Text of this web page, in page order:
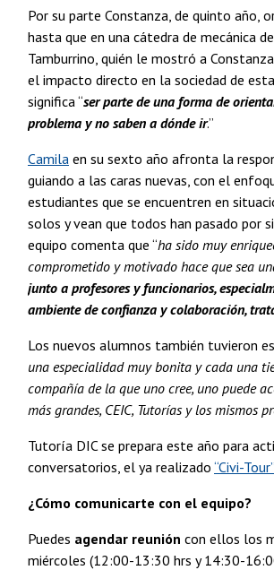
Por su parte Constanza, de quinto
hasta que en una cátedra de mecánica
Tamburrino, quién le mostró a
el impacto directo en la sociedad de
significa “ser parte de una forma de
problema y no saben a dónde ir.”
Camila en su sexto año afronta la
guiando a las caras nuevas, con el
estudiantes que se encuentren en
solos y vean que todos han pasado por
equipo comenta que “ha sido muy
comprometido y motivado hace que sea
junto a profesores y funcionarios,
ambiente de confianza y colaboración,
Los nuevos alumnos también tuvieron
una especialidad muy bonita y cada una
compañía de la que uno cree, uno puede
más grandes, CEIC, Tutorías y los mismos
Tutoría DIC se prepara este año para
conversatorios, el ya realizado “Civi-Tour”
¿Cómo comunicarte con el equipo?
Puedes agendar reunión con ellos los
miércoles (12:00-13:30 hrs y 14:30-